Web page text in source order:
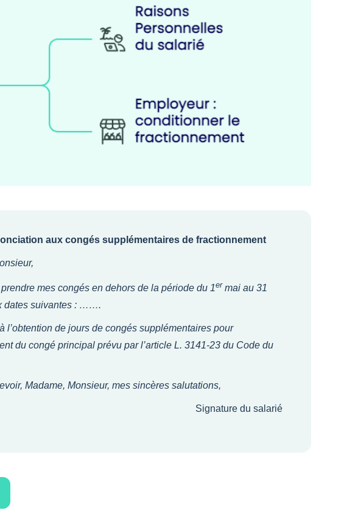
aux congés supplémentaires de fractionnement
mes congés en dehors de la période du 1er mai au 31
dates suivantes : …….
l’obtention de jours de congés supplémentaires pour
du congé principal prévu par l’article L. 3141-23 du Code du
Madame, Monsieur, mes sincères salutations,
Signature du salarié